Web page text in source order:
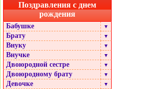
Поздравления с днем
рождения
Бабушке ▼
Брату ▼
Внуку ▼
Внучке ▼
Двоюродной сестре ▼
Двоюродному брату ▼
Девочке ▼